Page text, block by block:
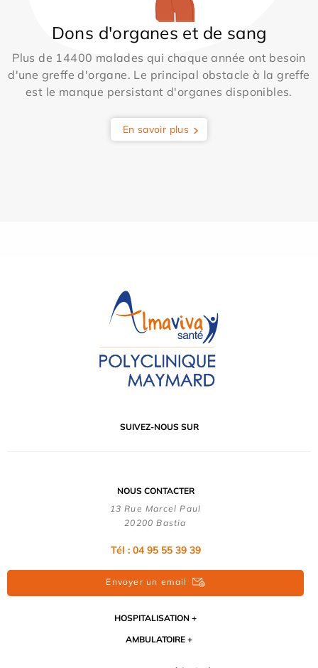
Dons d'organes et de sang
Plus de 14400 malades qui chaque année ont besoin
d'une greffe d'organe. Le principal obstacle à la greffe
est le manque persistant d'organes disponibles.
En savoir plus
SUIVEZ-NOUS SUR
NOUS CONTACTER
13 Rue Marcel Paul
20200 Bastia
Tél : 04 95 55 39 39
Envoyer un email
HOSPITALISATION
AMBULATOIRE